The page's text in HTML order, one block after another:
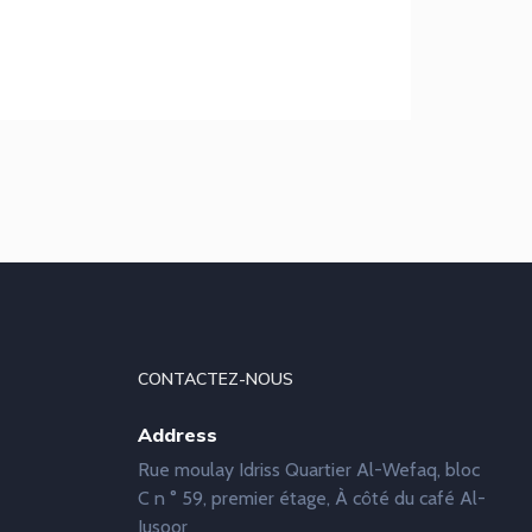
CONTACTEZ-NOUS
Address
Rue moulay Idriss Quartier Al-Wefaq, bloc
C n ° 59, premier étage, À côté du café Al-
Jusoor